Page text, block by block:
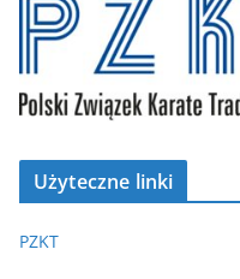
Użyteczne linki
PZKT